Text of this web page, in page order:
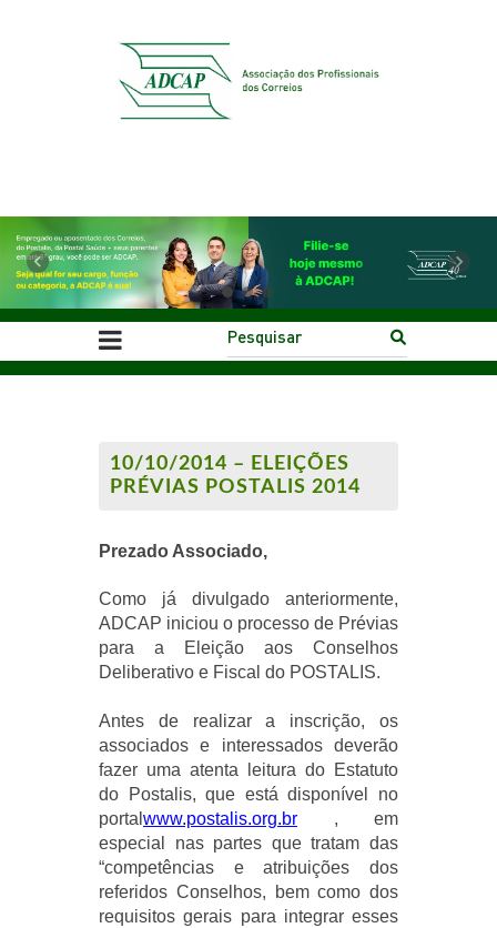
Previous Next
10/10/2014 – ELEIÇÕES
PRÉVIAS POSTALIS 2014
Prezado Associado,
Como já divulgado anteriormente,
ADCAP iniciou o processo de Prévias
para a Eleição aos Conselhos
Deliberativo e Fiscal do POSTALIS.
Antes de realizar a inscrição, os
associados e interessados deverão
fazer uma atenta leitura do Estatuto
do Postalis, que está disponível no
portal www.postalis.org.br
, em
especial nas partes que tratam das
“competências e atribuições
dos
referidos Conselhos, bem como dos
requisitos gerais para integrar esses